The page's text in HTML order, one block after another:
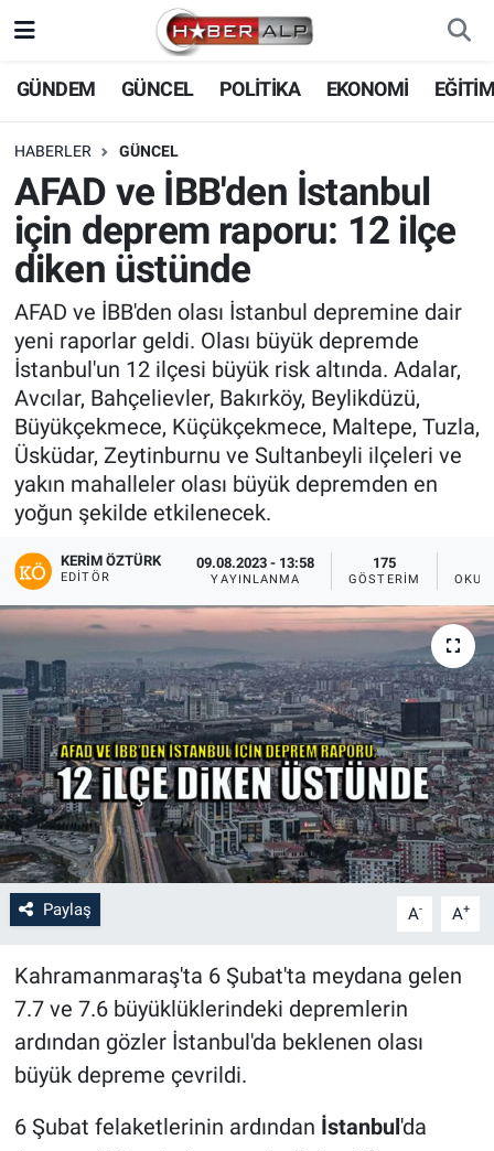
GÜNDEM GÜNCEL POLİTİKA EKONOMİ
HABERLER GÜNCEL
AFAD ve İBB'den İstanbul
için deprem raporu: 12 ilçe
diken üstünde
AFAD ve İBB'den olası İstanbul depremine dair
yeni raporlar geldi. Olası büyük depremde
İstanbul'un 12 ilçesi büyük risk altında. Adalar,
Avcılar, Bahçelievler, Bakırköy, Beylikdüzü,
Büyükçekmece, Küçükçekmece, Maltepe, Tuzla,
Üsküdar, Zeytinburnu ve Sultanbeyli ilçeleri ve
yakın mahalleler olası büyük depremden en
yoğun şekilde etkilenecek.
KERIM ÖZTÜRK
EDITÖR
09.08.2023 - 13:58
YAYINLANMA
175
GÖSTERIM
Paylaş A- A+
Kahramanmaraş'ta 6 Şubat'ta meydana gelen
7.7 ve 7.6 büyüklüklerindeki depremlerin
ardından gözler İstanbul'da beklenen olası
büyük depreme çevrildi.
6 Şubat felaketlerinin ardından İstanbul'da
Nöbetçi Eczaneler
Hava Durumu
Trafik Durumu
Süper Lig Puan Durumu ve Fikstür
Tüm Manşetler
Son Dakika Haberleri
Haber Arşivi